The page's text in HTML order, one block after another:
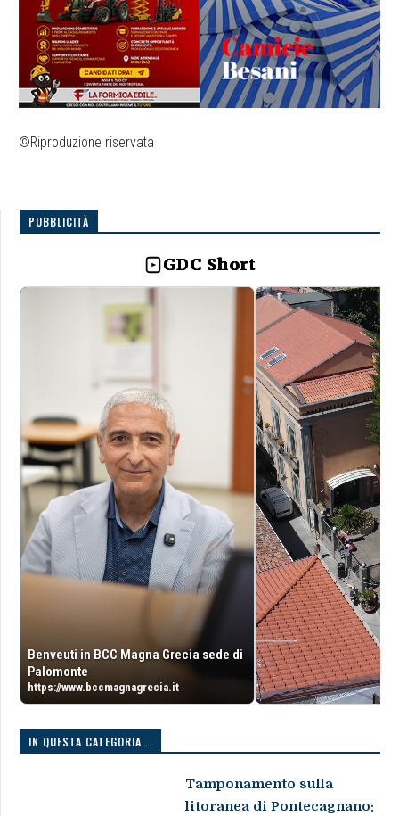
©Riproduzione riservata
PUBBLICITÀ
GDC Short
Benveuti in BCC Magna Grecia sede di
Palomonte
https://www.bccmagnagrecia.it
IN QUESTA CATEGORIA...
Tamponamento sulla
litoranea di Pontecagnano: